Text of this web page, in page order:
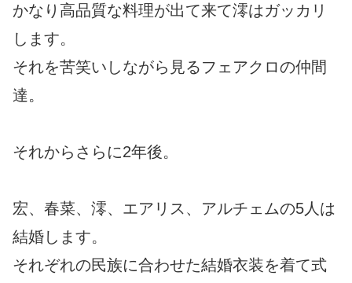
かなり高品質な料理が出て来て澪はガッカリ
します。
それを苦笑いしながら見るフェアクロの仲間
達。
それからさらに2年後。
宏、春菜、澪、エアリス、アルチェムの5人は
結婚します。
それぞれの民族に合わせた結婚衣装を着て式